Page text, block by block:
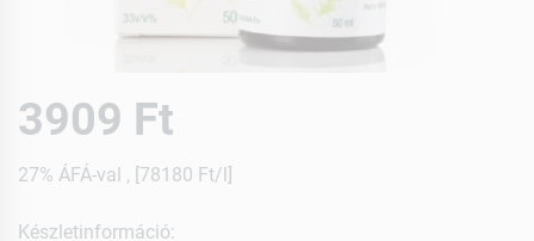
3909 Ft
27% ÁFÁ-val , [78180 Ft/l]
Készletinformáció: